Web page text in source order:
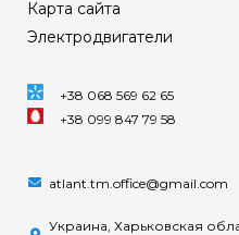
Карта сайта
Электродвигатели
+38 068 569 62 65
+38 099 847 79 58
atlant.tm.office@gmail.com
Украина, Харьковская